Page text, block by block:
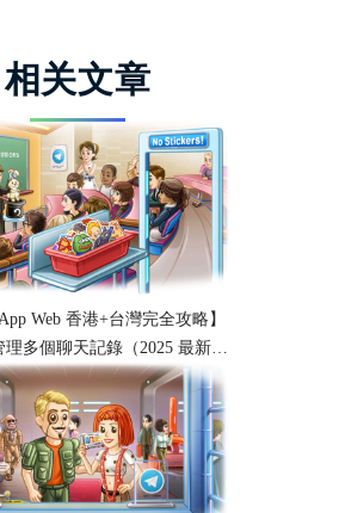
相关文章
Web 香港+台灣完全攻略】
多個聊天記錄（2025 最新教